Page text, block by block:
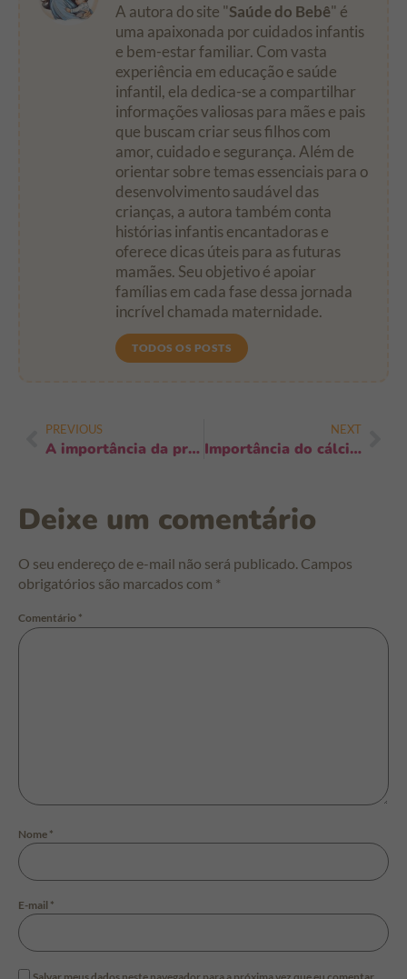
A autora do site "Saúde do Bebê" é
uma apaixonada por cuidados infantis
e bem-estar familiar. Com vasta
experiência em educação e saúde
infantil, ela dedica-se a compartilhar
informações valiosas para mães e pais
que buscam criar seus filhos com
amor, cuidado e segurança. Além de
orientar sobre temas essenciais para o
desenvolvimento saudável das
crianças, a autora também conta
histórias infantis encantadoras e
oferece dicas úteis para as futuras
mamães. Seu objetivo é apoiar
famílias em cada fase dessa jornada
incrível chamada maternidade.
TODOS OS POSTS
PREVIOUS
A importância da presença ativa dos pais: como muda a vida da criança
NEXT
Importância do cálcio no crescimento do bebê: 7 sinais que você não pode ignorar
Deixe um comentário
O seu endereço de e-mail não será publicado. Campos
obrigatórios são marcados com *
Comentário *
Nome *
E-mail *